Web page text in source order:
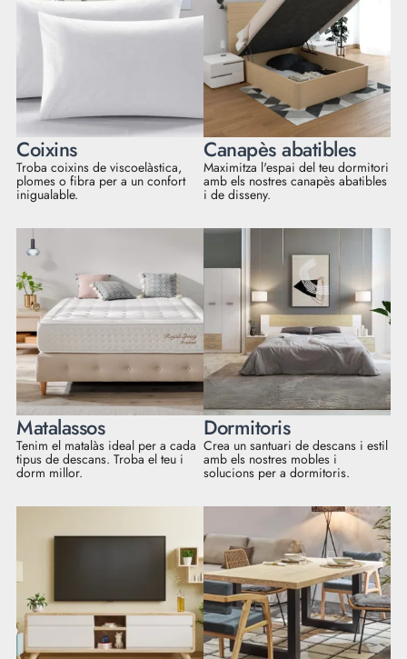
Coixins
Troba coixins de viscoelàstica,
plomes o fibra per a un confort
inigualable.
Canapès abatibles
Maximitza l'espai del teu dormitori
amb els nostres canapès abatibles
i de disseny.
Matalassos
Tenim el matalàs ideal per a cada
tipus de descans. Troba el teu i
dorm millor.
Dormitoris
Crea un santuari de descans i estil
amb els nostres mobles i
solucions per a dormitoris.